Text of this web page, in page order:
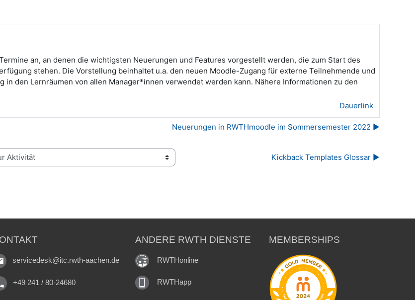
an, an denen die wichtigsten Neuerungen und Features vorgestellt werden, die zum Start des
stehen. Die Vorstellung beinhaltet u.a. den neuen Moodle-Zugang für externe Teilnehmende und
in den Lernräumen von allen Manager*innen verwendet werden kann. Nähere Informationen zu den
Dauerlink
Neuerungen in RWTHmoodle im Sommersemester 2022 ▶︎
Kickback Templates Glossar ▶︎
servicedesk@itc.rwth-aachen.de
+49 241 / 80-24680
ANDERE RWTH DIENSTE
RWTHonline
RWTHapp
MEMBERSHIPS